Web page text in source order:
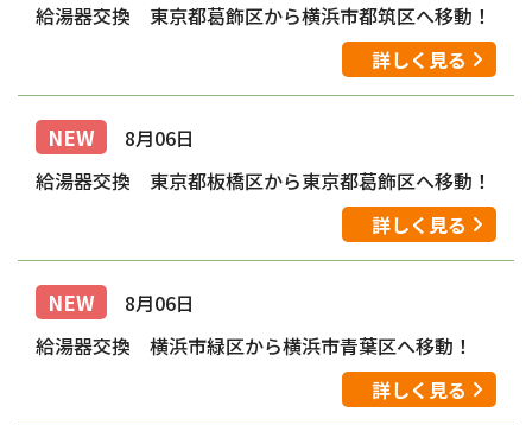
給湯器交換 東京都葛飾区から横浜市都筑区へ移動！
詳しく見る
NEW
8月06日
給湯器交換 東京都板橋区から東京都葛飾区へ移動！
詳しく見る
NEW
8月06日
給湯器交換 横浜市緑区から横浜市青葉区へ移動！
詳しく見る